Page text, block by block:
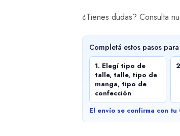
¿Tienes dudas? Consulta
Completá estos pasos
1. Elegí tipo de
talle, talle, tipo de
manga, tipo de
confección
El envío se confirma con